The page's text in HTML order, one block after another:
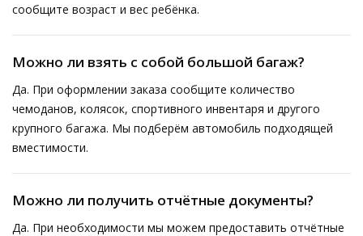
сообщите возраст и вес ребёнка.
Можно ли взять с собой большой багаж?
Да. При оформлении заказа сообщите количество
чемоданов, колясок, спортивного инвентаря и другого
крупного багажа. Мы подберём автомобиль подходящей
вместимости.
Можно ли получить отчётные документы?
Да. При необходимости мы можем предоставить отчётные